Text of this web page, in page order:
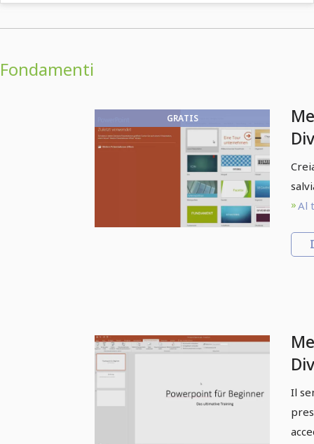
Fondamenti
GRATIS
Al
Il